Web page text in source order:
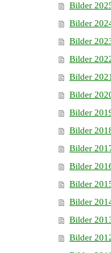
Bilder
Bilder
Bilder
Bilder
Bilder
Bilder
Bilder
Bilder
Bilder
Bilder
Bilder
Bilder
Bilder
Bilder